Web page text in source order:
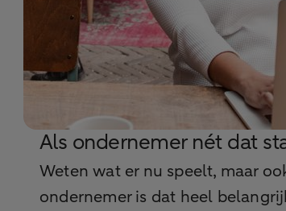
Als ondernemer nét dat
Weten wat er nu speelt, maar
ondernemer is dat heel